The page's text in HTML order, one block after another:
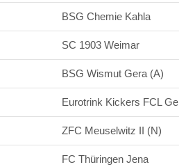
BSG Chemie Kahla
SC 1903 Weimar
BSG Wismut Gera (A)
Eurotrink Kickers FCL
ZFC Meuselwitz II (N)
FC Thüringen Jena